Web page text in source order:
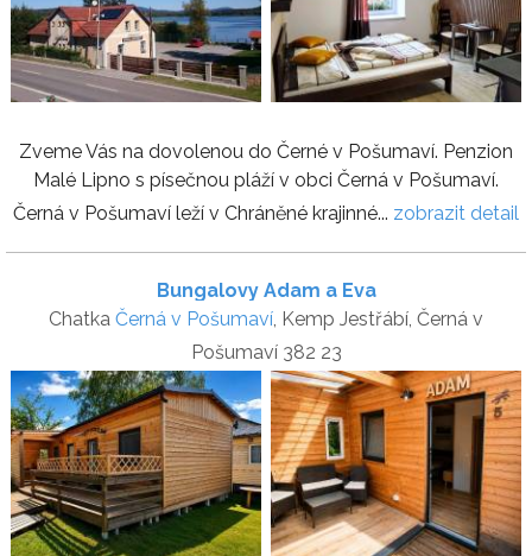
Zveme Vás na dovolenou do Černé v Pošumaví. Penzion
Malé Lipno s písečnou pláží v obci Černá v Pošumaví.
Černá v Pošumaví leží v Chráněné krajinné... zobrazit detail
Bungalovy Adam a Eva
Chatka Černá v Pošumaví, Kemp Jestřábí, Černá v
Pošumaví 382 23